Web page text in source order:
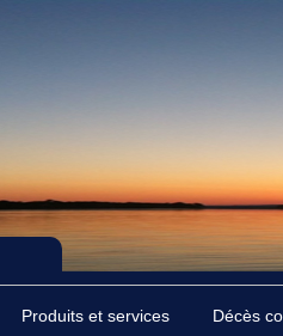
Produits et services Décès